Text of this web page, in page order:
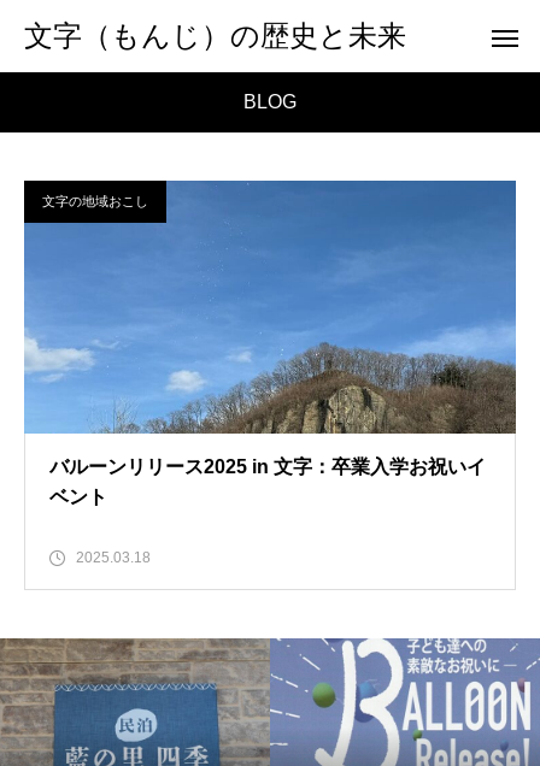
文字（もんじ）の歴史と未来
BLOG
文字の地域おこし
バルーンリリース2025 in 文字：卒業入学お祝いイ
ベント
2025.03.18